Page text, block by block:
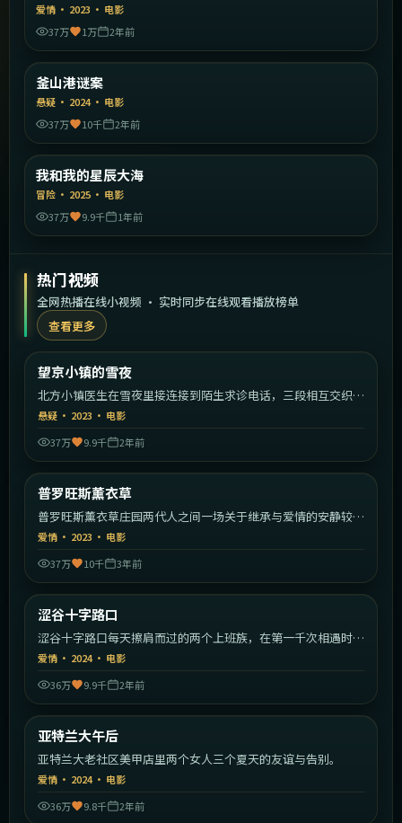
爱情 · 2023 · 电影
37万
1万 2年前
精选
釜山港谜案
悬疑 · 2024· 电影
37万
10千 2年前
精选
我和我的星辰大海
冒险 · 2025 · 电影
37万
9.9千 1年前
热门视频
全网热播在线小视频 · 实时同步在线观看播放榜单
查看更多
热门
望京小镇的雪夜
北方小镇医生在雪夜里接连接到陌生求诊电话，三段相互交织的
案情逐渐拼出惊人真相。
悬疑 · 2023 · 电影
37万
9.9千 2年前
热门
普罗旺斯薰衣草
普罗旺斯薰衣草庄园两代人之间一场关于继承与爱情的安静较
量。
爱情 · 2023 · 电影
37万
10千 3年前
热门
涩谷十字路口
涩谷十字路口每天擦肩而过的两个上班族，在第一千次相遇时终
于停下。
爱情 · 2024· 电影
36万
9.9千 2年前
热门
亚特兰大午后
亚特兰大老社区美甲店里两个女人三个夏天的友谊与告别。
爱情 · 2024· 电影
36万
9.8千 2年前